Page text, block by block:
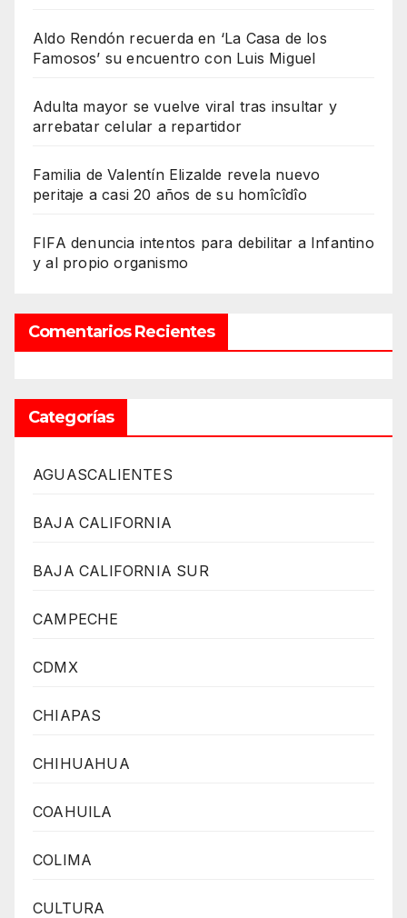
Aldo Rendón recuerda en ‘La Casa de los
Famosos’ su encuentro con Luis Miguel
Adulta mayor se vuelve viral tras insultar y
arrebatar celular a repartidor
Familia de Valentín Elizalde revela nuevo
peritaje a casi 20 años de su homîcîdîo
FIFA denuncia intentos para debilitar a Infantino
y al propio organismo
Comentarios Recientes
Categorías
AGUASCALIENTES
BAJA CALIFORNIA
BAJA CALIFORNIA SUR
CAMPECHE
CDMX
CHIAPAS
CHIHUAHUA
COAHUILA
COLIMA
CULTURA